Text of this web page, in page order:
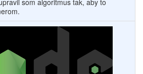
som algoritmus tak, aby to